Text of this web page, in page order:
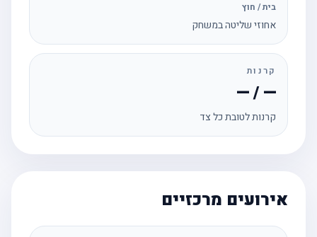
בית / חוץ
אחוזי שליטה במשחק
קרנות
— / —
קרנות לטובת כל צד
אירועים מרכזיים